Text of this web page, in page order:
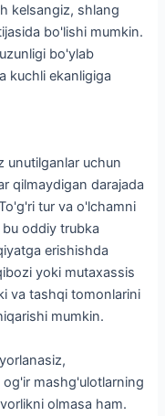
kelsangiz, shlang
bo'lishi mumkin.
bo'ylab
kuchli ekanligiga
unutilganlar uchun
qilmaydigan darajada
tur va o'lchamni
oddiy trubka
erishishda
yoki mutaxassis
va tashqi tomonlarini
mumkin.
mashg'ulotlarning
olmasa ham.